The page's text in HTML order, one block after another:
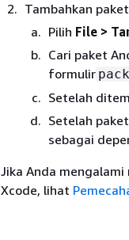
Tambahkan
Pilih File >
Cari paket
formulir
Setelah
Setelah
sebagai
Jika Anda
Xcode, lihat